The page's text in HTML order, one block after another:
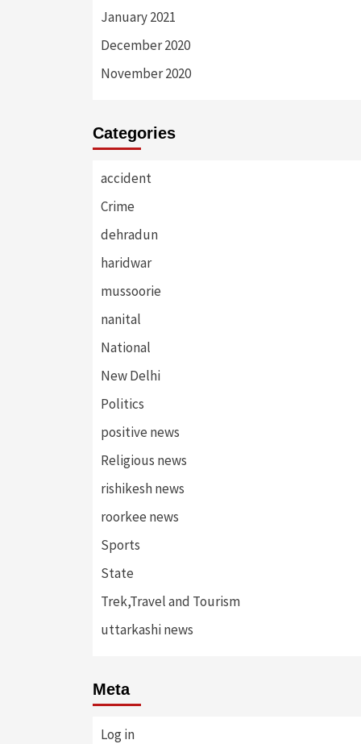
January 2021
December 2020
November 2020
Categories
accident
Crime
dehradun
haridwar
mussoorie
nanital
National
New Delhi
Politics
positive news
Religious news
rishikesh news
roorkee news
Sports
State
Trek,Travel and Tourism
uttarkashi news
Meta
Log in